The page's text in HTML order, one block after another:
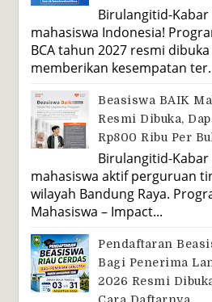
Birulangitid-
mahasiswa Indonesia!
BCA tahun 2027 resmi
memberikan kesempatan
Beasiswa BAIK
Resmi Dibuka,
Rp800 Ribu Per
Birulangitid-Kabar
mahasiswa aktif perguruan
wilayah Bandung Raya.
Mahasiswa – Impact...
Pendaftaran
Bagi Penerima
2026 Resmi
Cara Daftarnya